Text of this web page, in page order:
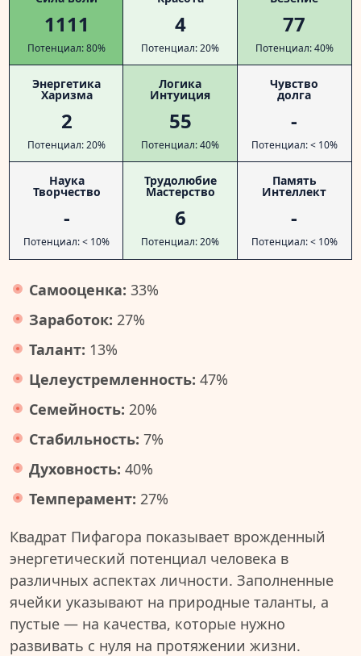
1111
Потенциал: 80%
4
Потенциал: 20%
77
Потенциал: 40%
Энергетика
Харизма
2
Потенциал: 20%
Логика
Интуиция
55
Потенциал: 40%
Чувство
долга
-
Потенциал: < 10%
Наука
Творчество
-
Потенциал: < 10%
Трудолюбие
Мастерство
6
Потенциал: 20%
Память
Интеллект
-
Потенциал: < 10%
Самооценка: 33%
Заработок: 27%
Талант: 13%
Целеустремленность: 47%
Семейность: 20%
Стабильность: 7%
Духовность: 40%
Темперамент: 27%
Квадрат Пифагора показывает врожденный
энергетический потенциал человека в
различных аспектах личности. Заполненные
ячейки указывают на природные таланты, а
пустые — на качества, которые нужно
развивать с нуля на протяжении жизни.